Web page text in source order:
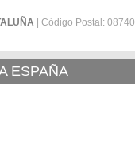
| Código Postal: 08740
ESPAÑA